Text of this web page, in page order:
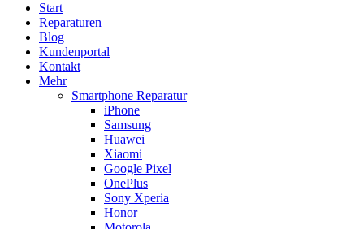
Start
Reparaturen
Blog
Kundenportal
Kontakt
Mehr
Smartphone Reparatur
iPhone
Samsung
Huawei
Xiaomi
Google Pixel
OnePlus
Sony Xperia
Honor